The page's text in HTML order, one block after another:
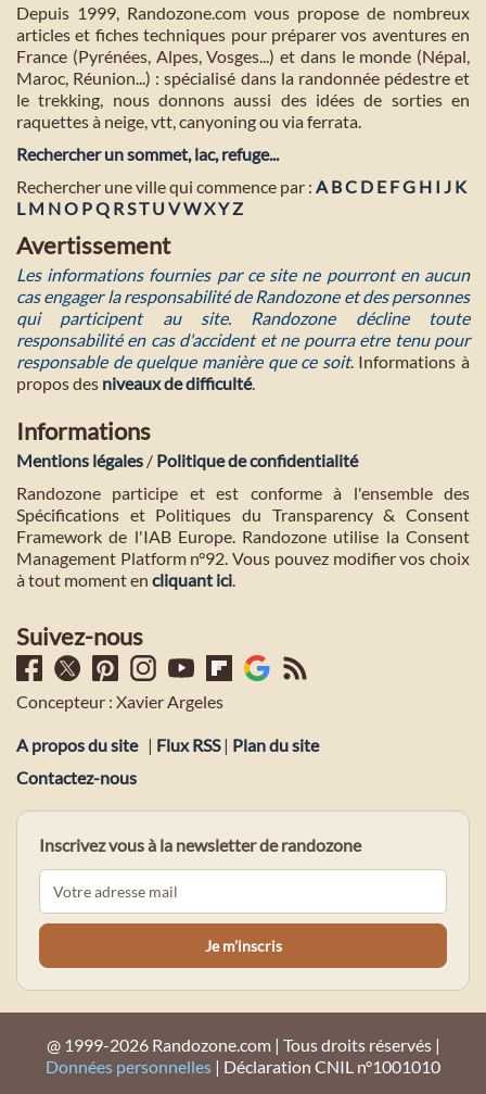
Depuis 1999, Randozone.com vous propose de nombreux
articles et fiches techniques pour préparer vos aventures en
France (Pyrénées, Alpes, Vosges...) et dans le monde (Népal,
Maroc, Réunion...) : spécialisé dans la randonnée pédestre et
le trekking, nous donnons aussi des idées de sorties en
raquettes à neige, vtt, canyoning ou via ferrata.
Rechercher un sommet, lac, refuge...
Rechercher une ville qui commence par : A BC D E FG H I J K
L M NO PQ RST U VWXYZ
Avertissement
Les informations fournies par ce site ne pourront en aucun
cas engager la responsabilité de Randozone et des personnes
qui participent au site. Randozone décline toute
responsabilité en cas d'accident et ne pourra etre tenu pour
responsable de quelque manière que ce soit. Informations à
propos des niveaux de difficulté.
Informations
Mentions légales / Politique de confidentialité
Randozone participe et est conforme à l'ensemble des
Spécifications et Politiques du Transparency & Consent
Framework de l'IAB Europe. Randozone utilise la Consent
Management Platform n°92. Vous pouvez modifier vos choix
à tout moment en cliquant ici.
Suivez-nous
Concepteur : Xavier Argeles
A propos du site | Flux RSS| Plan du site
Contactez-nous
Inscrivez vous à la newsletter de randozone
@ 1999-2026 Randozone.com | Tous droits réservés |
Données personnelles | Déclaration CNIL n°1001010